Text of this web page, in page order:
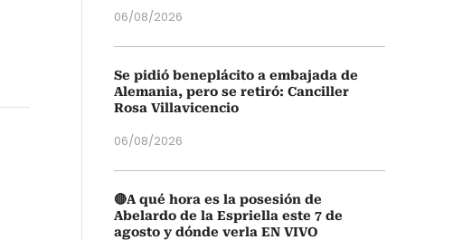
06/08/2026
Se pidió beneplácito a embajada de
Alemania, pero se retiró: Canciller
Rosa Villavicencio
06/08/2026
🔴A qué hora es la posesión de
Abelardo de la Espriella este 7 de
agosto y dónde verla EN VIVO